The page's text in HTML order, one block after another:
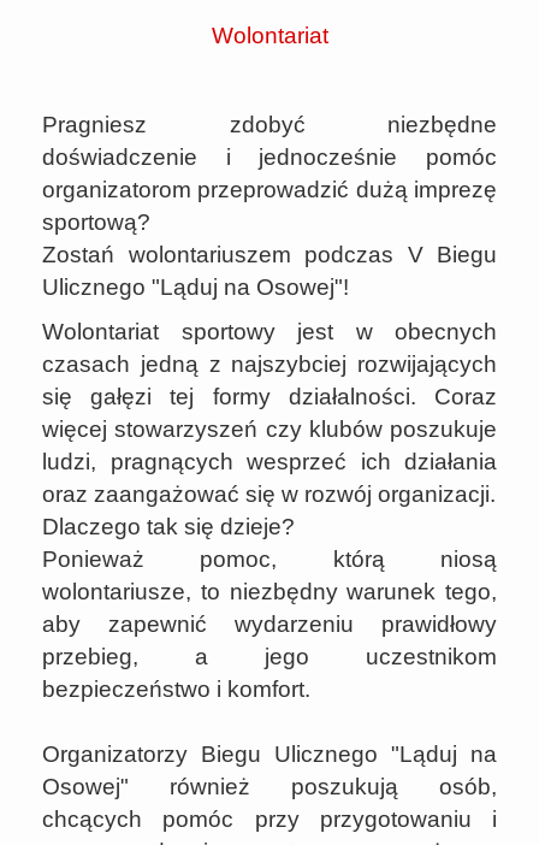
Wolontariat
Pragniesz zdobyć niezbędne
doświadczenie i jednocześnie pomóc
organizatorom przeprowadzić dużą imprezę
sportową?
Zostań wolontariuszem podczas V Biegu
Ulicznego "Ląduj na Osowej"!
Wolontariat sportowy jest w obecnych
czasach jedną z najszybciej rozwijających
się gałęzi tej formy działalności. Coraz
więcej stowarzyszeń czy klubów poszukuje
ludzi, pragnących wesprzeć ich działania
oraz zaangażować się w rozwój organizacji.
Dlaczego tak się dzieje?
Ponieważ pomoc, którą niosą
wolontariusze, to niezbędny warunek tego,
aby zapewnić wydarzeniu prawidłowy
przebieg, a jego uczestnikom
bezpieczeństwo i komfort.
Organizatorzy Biegu Ulicznego "Ląduj na
Osowej" również poszukują osób,
chcących pomóc przy przygotowaniu i